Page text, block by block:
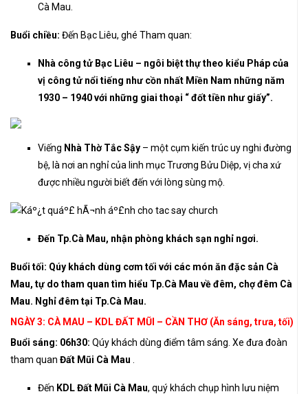
Cà Mau.
Buổi chiều: Đến Bạc Liêu, ghé Tham quan:
Nhà công tử Bạc Liêu – ngôi biệt thự theo kiểu Pháp của
vị công tử nổi tiếng như cồn nhất Miền Nam những năm
1930 – 1940 với những giai thoại “ đốt tiền như giấy”.
Viếng Nhà Thờ Tắc Sậy – một cụm kiến trúc uy nghi đường
bệ, là nơi an nghỉ của linh mục Trương Bửu Diệp, vị cha xứ
được nhiều người biết đến với lòng sùng mộ.
Đến Tp.Cà Mau, nhận phòng khách sạn nghỉ ngơi.
Buổi tối: Qúy khách dùng cơm tối với các món ăn đặc sản Cà
Mau, tự do tham quan tìm hiểu Tp.Cà Mau về đêm, chợ đêm Cà
Mau. Nghỉ đêm tại Tp.Cà Mau.
NGÀY 3: CÀ MAU – KDL ĐẤT MŨI – CẦN THƠ (Ăn sáng, trưa, tối)
Buổi sáng: 06h30: Qúy khách dùng điểm tâm sáng. Xe đưa đoàn
tham quan Đất Mũi Cà Mau
Đến KDL Đất Mũi Cà Mau, quý khách chụp hình lưu niệm